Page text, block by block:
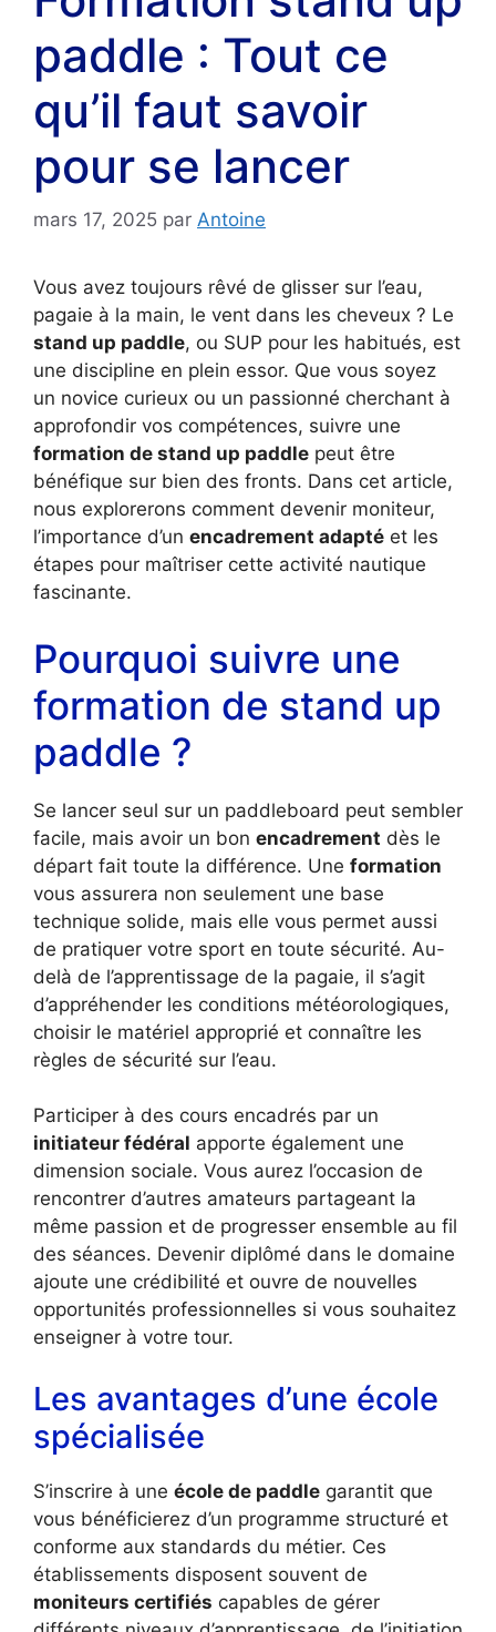
paddle : Tout ce
qu’il faut savoir
pour se lancer
mars 17, 2025 par Antoine
Vous avez toujours rêvé de glisser sur l’eau,
pagaie à la main, le vent dans les cheveux ? Le
stand up paddle, ou SUP pour les habitués, est
une discipline en plein essor. Que vous soyez
un novice curieux ou un passionné cherchant à
approfondir vos compétences, suivre une
formation de stand up paddle peut être
bénéfique sur bien des fronts. Dans cet article,
nous explorerons comment devenir moniteur,
l’importance d’un encadrement adapté et les
étapes pour maîtriser cette activité nautique
fascinante.
Pourquoi suivre une
formation de stand up
paddle ?
Se lancer seul sur un paddleboard peut sembler
facile, mais avoir un bon encadrement dès le
départ fait toute la différence. Une formation
vous assurera non seulement une base
technique solide, mais elle vous permet aussi
de pratiquer votre sport en toute sécurité. Au-
delà de l’apprentissage de la pagaie, il s’agit
d’appréhender les conditions météorologiques,
choisir le matériel approprié et connaître les
règles de sécurité sur l’eau.
Participer à des cours encadrés par un
initiateur fédéral apporte également une
dimension sociale. Vous aurez l’occasion de
rencontrer d’autres amateurs partageant la
même passion et de progresser ensemble au fil
des séances. Devenir diplômé dans le domaine
ajoute une crédibilité et ouvre de nouvelles
opportunités professionnelles si vous souhaitez
enseigner à votre tour.
Les avantages d’une école
spécialisée
S’inscrire à une école de paddle garantit que
vous bénéficierez d’un programme structuré et
conforme aux standards du métier. Ces
établissements disposent souvent de
moniteurs certifiés capables de gérer